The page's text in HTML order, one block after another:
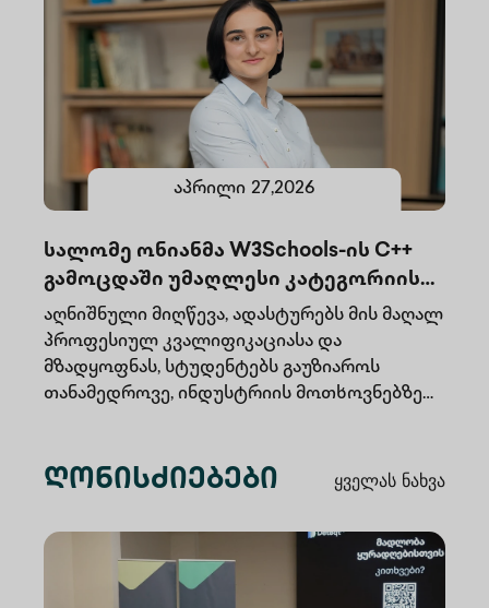
აპრილი 27,2026
სალომე ონიანმა W3Schools-ის C++
გამოცდაში უმაღლესი კატეგორიის
სერტიფიკატი მოიპოვა
აღნიშნული მიღწევა, ადასტურებს მის მაღალ
პროფესიულ კვალიფიკაციასა და
მზადყოფნას, სტუდენტებს გაუზიაროს
თანამედროვე, ინდუსტრიის მოთხოვნებზე
ღონისძიებები Ყველას Ნახვა